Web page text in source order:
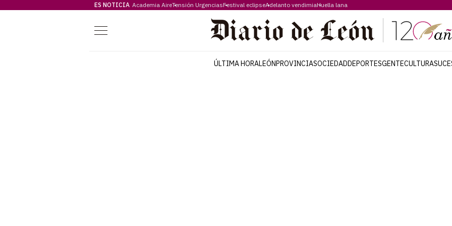
ES NOTICIA Academia AireTensión UrgenciasFestival eclipseAdelanto vendimiaHuella lana
Menú
ÚLTIMA HORALEÓNPROVINCIASOCIEDADDEPORTESGENTECULTURA